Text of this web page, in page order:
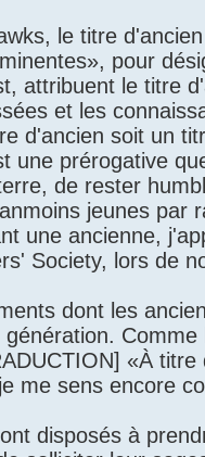
le titre
pour
attribuent le titre
et les
d'ancien soit un
une prérogative
de rester
jeunes par
une ancienne,
Society, lors de
dont les
«À
me sens encore
disposés à